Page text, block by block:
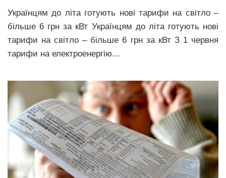
Світ
Цікаво
Наука
Історії
Рецепти
Привітання
Здоров’я
Кримінал
Українцям до літа готують нові тарифи на світло –
більше 6 грн за кВт Українцям до літа готують нові
тарифи на світло – більше 6 грн за кВт З 1 червня
тарифи на електроенергію...